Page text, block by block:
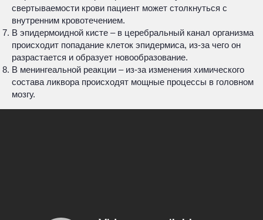
свертываемости крови пациент может столкнуться с
внутренним кровотечением.
В эпидермоидной кисте – в церебральный канал организма
происходит попадание клеток эпидермиса, из-за чего он
разрастается и образует новообразование.
В менингеальной реакции – из-за изменения химического
состава ликвора происходят мощные процессы в головном
мозгу.